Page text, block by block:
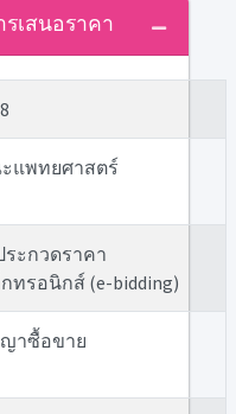
เสนอราคา
แพทยศาสตร์
ระกวดราคา
กทรอนิกส์ (e-bidding)
าซื้อขาย